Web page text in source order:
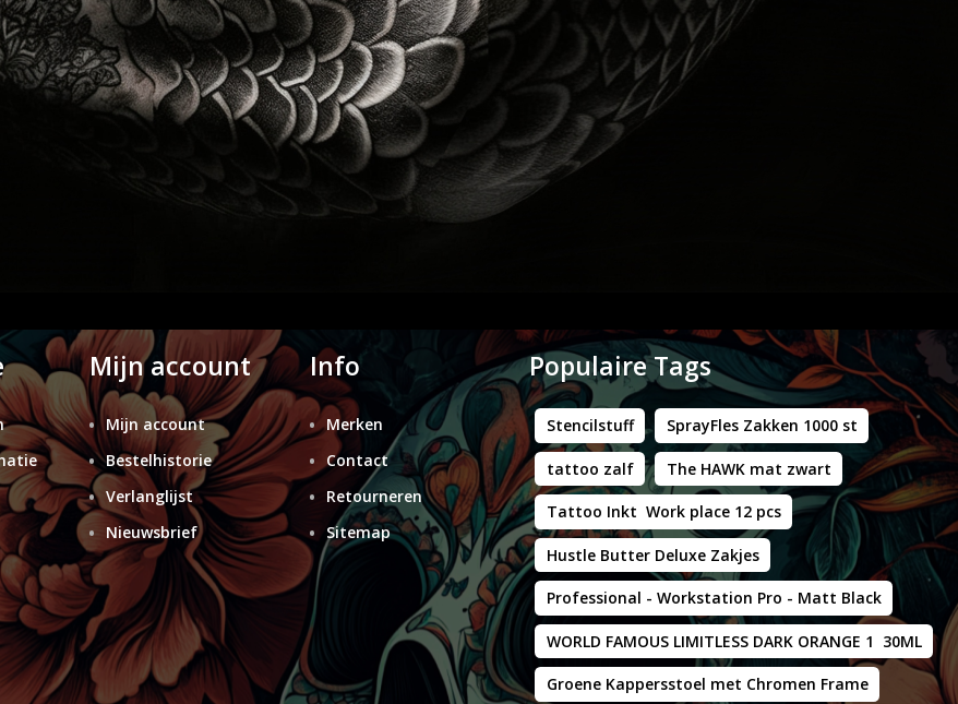
Mijn account
Mijn account
Bestelhistorie
Verlanglijst
Nieuwsbrief
Info
Merken
Contact
Retourneren
Sitemap
Populaire Tags
Stencilstuff SprayFles Zakken 1000 st
tattoo zalf The HAWK mat zwart
Tattoo Inkt Work place 12 pcs
Hustle Butter Deluxe Zakjes
Professional - Workstation Pro - Matt Black
WORLD FAMOUS LIMITLESS DARK ORANGE 1 30ML
Groene Kappersstoel met Chromen Frame